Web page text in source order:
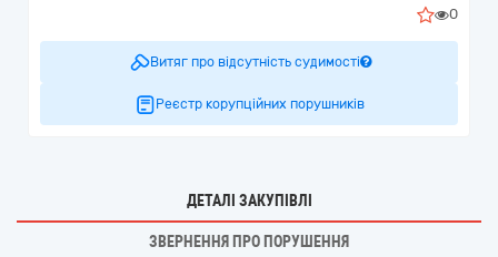
0
Витяг про відсутність судимості
Реєстр корупційних порушників
ДЕТАЛІ ЗАКУПІВЛІ
ЗВЕРНЕННЯ ПРО ПОРУШЕННЯ